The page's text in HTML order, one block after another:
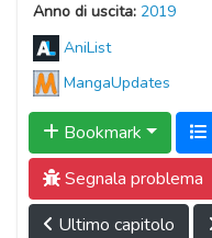
Anno di uscita: 2019
AniList
MangaUpdates
Bookmark
Segnala problema
Ultimo capitolo